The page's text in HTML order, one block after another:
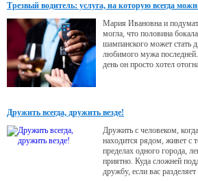
Трезвый водитель: услуга, на которую всегда
Мария Ивановна и
могла, что половина бокала
шампанского может стать
любимого мужа
день он просто хотел
Дружить всегда, дружить везде!
Дружить с человеком,
находится рядом, живет с
пределах одного города,
приятно. Куда сложней
дружбу, если вас разделяет